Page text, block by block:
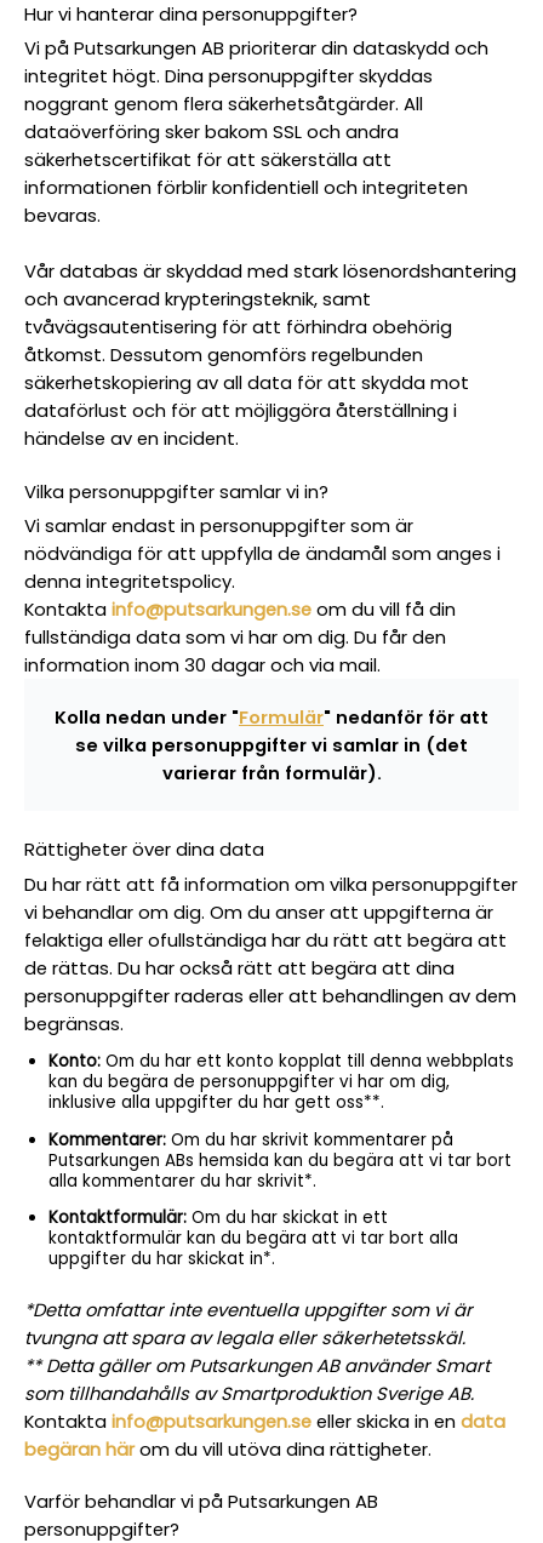
Hur vi hanterar dina personuppgifter?
Vi på Putsarkungen AB prioriterar din dataskydd och
integritet högt. Dina personuppgifter skyddas
noggrant genom flera säkerhetsåtgärder. All
dataöverföring sker bakom SSL och andra
säkerhetscertifikat för att säkerställa att
informationen förblir konfidentiell och integriteten
bevaras.
Vår databas är skyddad med stark lösenordshantering
och avancerad krypteringsteknik, samt
tvåvägsautentisering för att förhindra obehörig
åtkomst. Dessutom genomförs regelbunden
säkerhetskopiering av all data för att skydda mot
dataförlust och för att möjliggöra återställning i
händelse av en incident.
Vilka personuppgifter samlar vi in?
Vi samlar endast in personuppgifter som är
nödvändiga för att uppfylla de ändamål som anges i
denna integritetspolicy.
Kontaktainfo@putsarkungen.seom du vill få din
fullständiga data som vi har om dig. Du får den
information inom 30 dagar och via mail.
Kolla nedan under "Formulär" nedanför för att
se vilka personuppgifter vi samlar in (det
varierar från formulär).
Rättigheter över dina data
Du har rätt att få information om vilka personuppgifter
vi behandlar om dig. Om du anser att uppgifterna är
felaktiga eller ofullständiga har du rätt att begära att
de rättas. Du har också rätt att begära att dina
personuppgifter raderas eller att behandlingen av dem
begränsas.
Konto:Om du har ett konto kopplat till denna webbplats
kan du begära de personuppgifter vi har om dig,
inklusive alla uppgifter du har gett oss**.
Kommentarer:Om du har skrivit kommentarer på
Putsarkungen ABs hemsida kan du begära att vi tar bort
alla kommentarer du har skrivit*.
Kontaktformulär:Om du har skickat in ett
kontaktformulär kan du begära att vi tar bort alla
uppgifter du har skickat in*.
*Detta omfattar inte eventuella uppgifter som vi är
tvungna att spara av legala eller säkerhetetsskäl.
** Detta gäller om Putsarkungen AB använder Smart
som tillhandahålls av Smartproduktion Sverige AB.
Kontaktainfo@putsarkungen.seeller skicka in endata
begäran härom du vill utöva dina rättigheter.
Varför behandlar vi på Putsarkungen AB
personuppgifter?